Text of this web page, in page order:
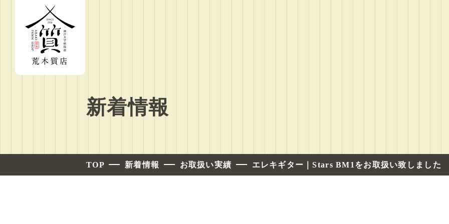
新着情報
TOP 新着情報 お取扱い実績 エレキギター｜Stars BM1をお取扱い致しました